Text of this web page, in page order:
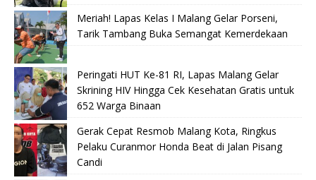
Meriah! Lapas Kelas I Malang Gelar Porseni,
Tarik Tambang Buka Semangat Kemerdekaan
Peringati HUT Ke-81 RI, Lapas Malang Gelar
Skrining HIV Hingga Cek Kesehatan Gratis untuk
652 Warga Binaan
Gerak Cepat Resmob Malang Kota, Ringkus
Pelaku Curanmor Honda Beat di Jalan Pisang
Candi